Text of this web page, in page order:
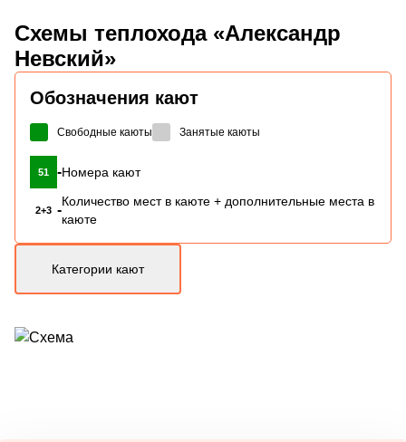
Схемы теплохода «Александр
Невский»
Обозначения кают
Свободные каюты Занятые каюты
51 -Номера кают
2+3 -
Количество мест в каюте + дополнительные места в
каюте
Категории кают